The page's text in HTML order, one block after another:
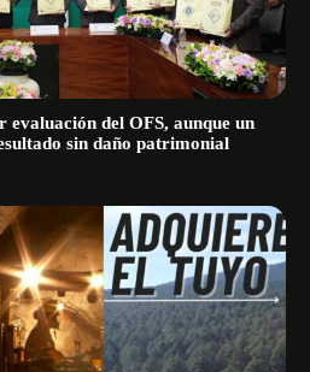
del OFS, aunque un
sin daño patrimonial